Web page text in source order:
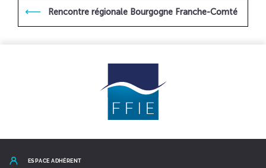
Rencontre régionale Bourgogne Franche-Comté
ESPACE ADHÉRENT